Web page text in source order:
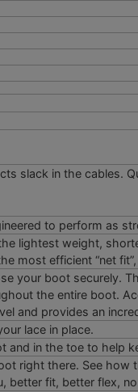
slack in the cables.
to perform as
lightest weight,
most efficient “net
your boot securely.
the entire boot.
and provides an
lace in place.
and in the toe to help
right there. See
better fit, better flex,